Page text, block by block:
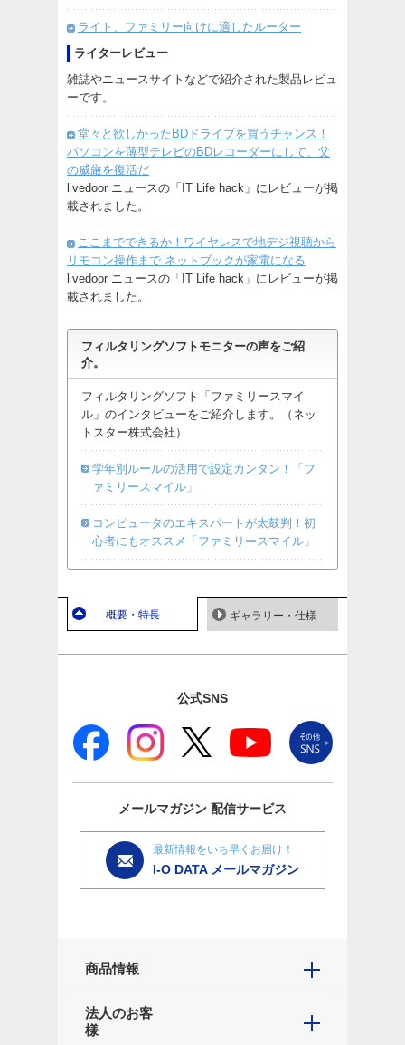
ライト、ファミリー向けに適したルーター
ライターレビュー
雑誌やニュースサイトなどで紹介された製品レビュ
ーです。
堂々と欲しかったBDドライブを買うチャンス！
パソコンを薄型テレビのBDレコーダーにして、父
の威厳を復活だ
livedoor ニュースの「IT Life hack」にレビューが掲
載されました。
ここまでできるか！ワイヤレスで地デジ視聴から
リモコン操作まで ネットブックが家電になる
livedoor ニュースの「IT Life hack」にレビューが掲
載されました。
フィルタリングソフトモニターの声をご紹
介。
フィルタリングソフト「ファミリースマイ
ル」のインタビューをご紹介します。（ネッ
トスター株式会社）
学年別ルールの活用で設定カンタン！「フ
ァミリースマイル」
コンピュータのエキスパートが太鼓判！初
心者にもオススメ「ファミリースマイル」
概要・特長 ギャラリー・仕様
公式SNS
メールマガジン 配信サービス
最新情報をいち早くお届け！
I-O DATA メールマガジン
商品情報
法人のお客
様